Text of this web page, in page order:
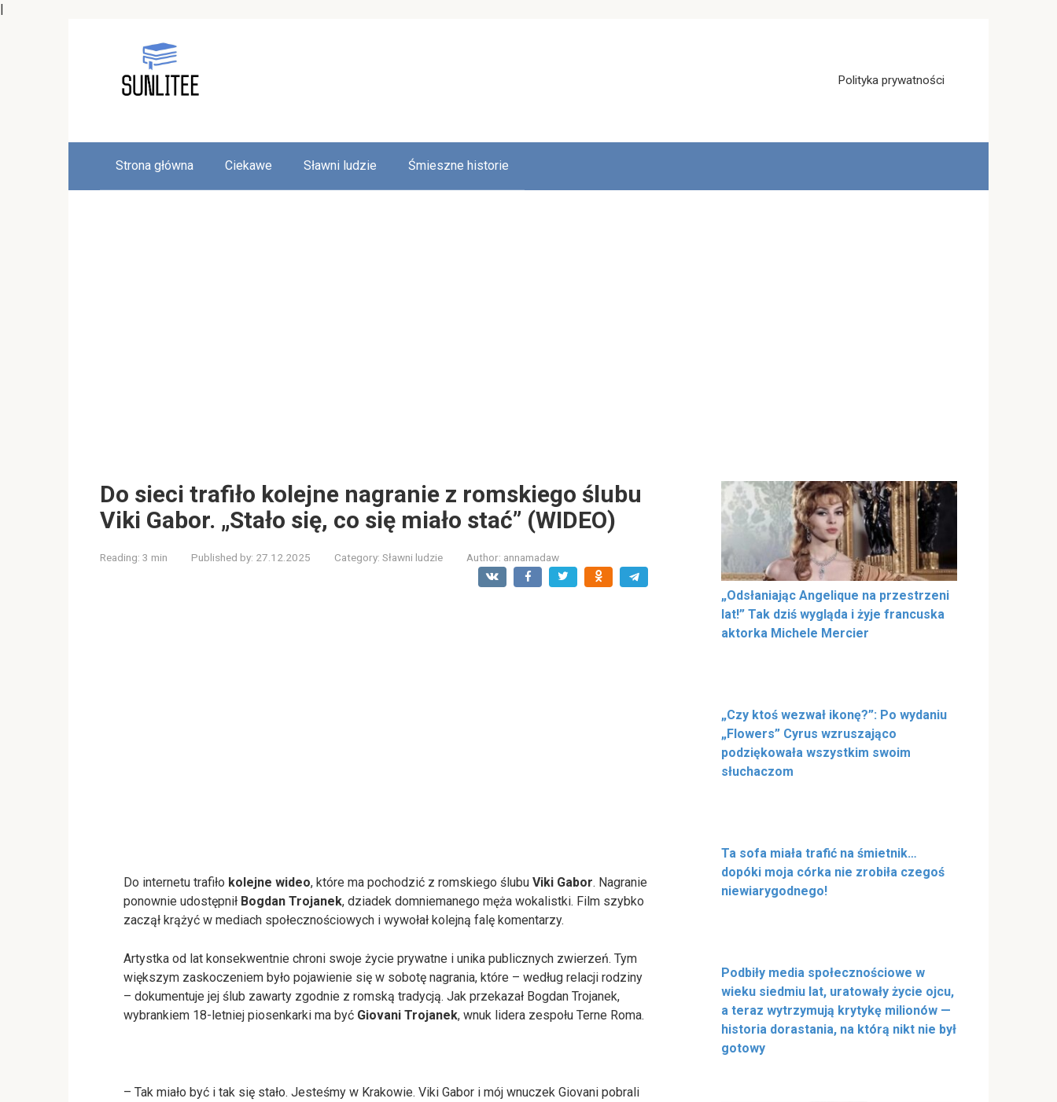
|
Polityka prywatności
Strona główna Ciekawe Sławni ludzie Śmieszne historie
Do sieci trafiło kolejne nagranie z romskiego ślubu
Viki Gabor. „Stało się, co się miało stać” (WIDEO)
Reading: 3 min Published by: 27.12.2025 Category: Sławni ludzie Author: annamadaw
Do internetu trafiło kolejne wideo, które ma pochodzić z romskiego ślubu Viki Gabor. Nagranie
ponownie udostępnił Bogdan Trojanek, dziadek domniemanego męża wokalistki. Film szybko
zaczął krążyć w mediach społecznościowych i wywołał kolejną falę komentarzy.
Artystka od lat konsekwentnie chroni swoje życie prywatne i unika publicznych zwierzeń. Tym
większym zaskoczeniem było pojawienie się w sobotę nagrania, które – według relacji rodziny
– dokumentuje jej ślub zawarty zgodnie z romską tradycją. Jak przekazał Bogdan Trojanek,
wybrankiem 18-letniej piosenkarki ma być Giovani Trojanek, wnuk lidera zespołu Terne Roma.
– Tak miało być i tak się stało. Jesteśmy w Krakowie. Viki Gabor i mój wnuczek Giovani pobrali
„Odsłaniając Angelique na przestrzeni
lat!” Tak dziś wygląda i żyje francuska
aktorka Michele Mercier
„Czy ktoś wezwał ikonę?”: Po wydaniu
„Flowers” Cyrus wzruszająco
podziękowała wszystkim swoim
słuchaczom
Ta sofa miała trafić na śmietnik…
dopóki moja córka nie zrobiła czegoś
niewiarygodnego!
Podbiły media społecznościowe w
wieku siedmiu lat, uratowały życie ojcu,
а teraz wytrzymują krytykę milionów —
historia dorastania, na którą nikt nie był
gotowy